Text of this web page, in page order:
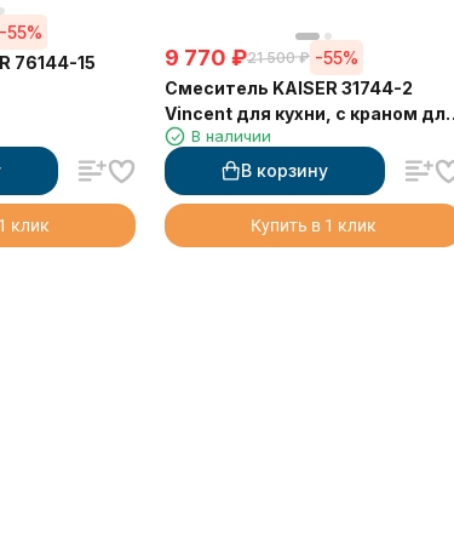
-55%
76144-15
клик
9 770 ₽21 500 ₽ -55%
Смеситель KAISER 31744-2
Vincent для кухни, с краном
питьевой воды, черный
В наличии
В корзину
Купить в 1 клик